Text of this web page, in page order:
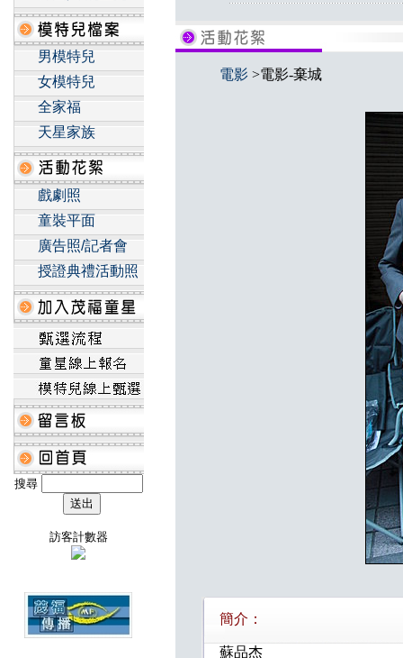
男模特兒
女模特兒
全家福
天星家族
戲劇照
童裝平面
廣告照/記者會
授證典禮活動照
搜尋
訪客計數器
電影>電影-棄城
簡介：
蘇品杰